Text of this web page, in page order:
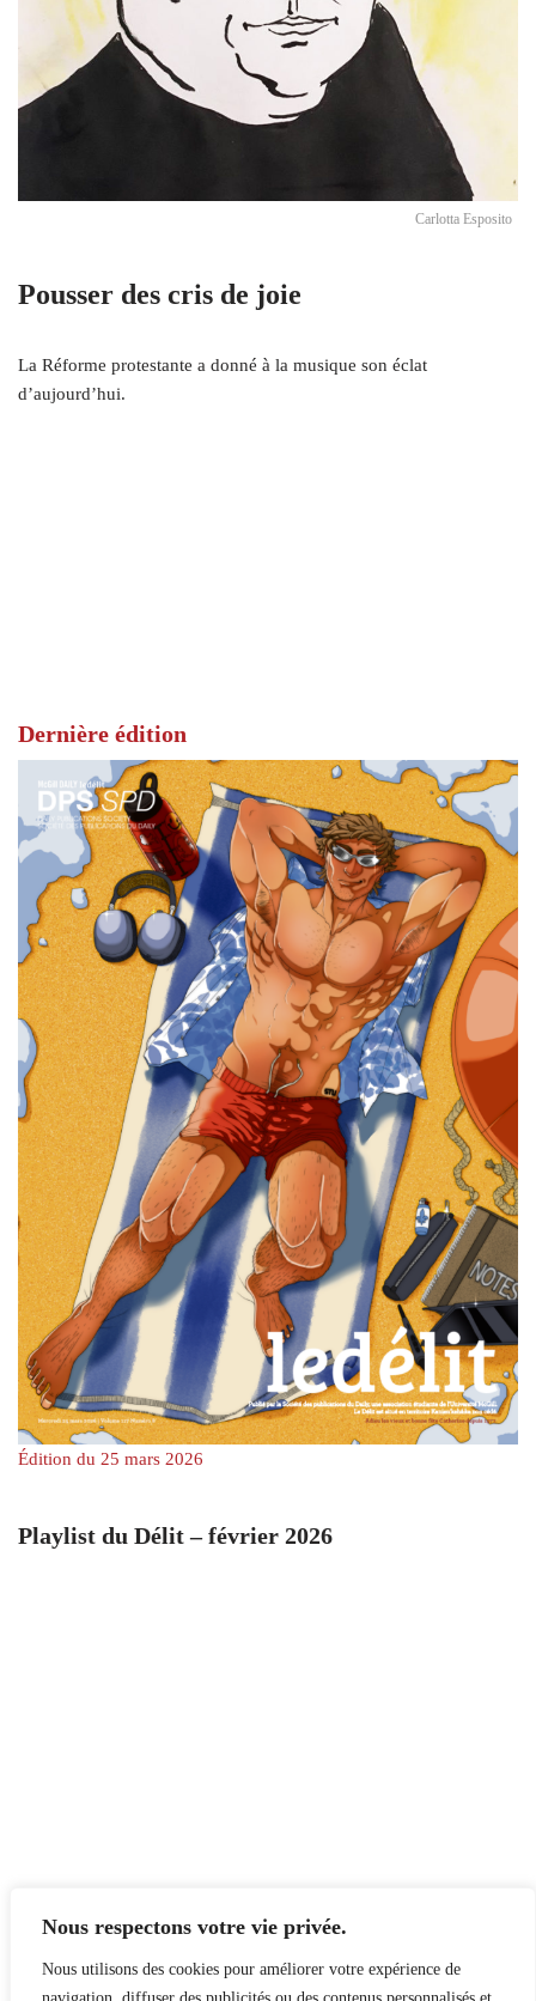
Nous respectons votre vie privée.
Nous utilisons des cookies pour améliorer votre expérience de
Carlotta Esposito
Pousser des cris de joie
La Réforme protestante a donné à la musique son éclat
d’aujourd’hui.
Dernière édition
Édition du 25 mars 2026
Playlist du Délit – février 2026